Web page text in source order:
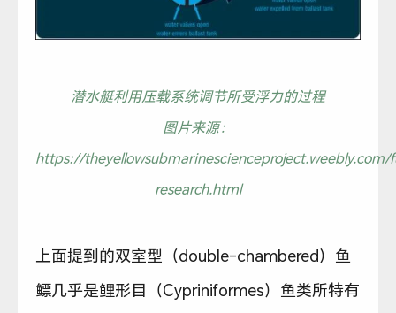
潜水艇利用压载系统调节所受浮力的过程
图片来源：
https://
research.html
上面提到的双室型（double-chambered）鱼
鳔几乎是鲤形目（Cypriniformes）鱼类所特有